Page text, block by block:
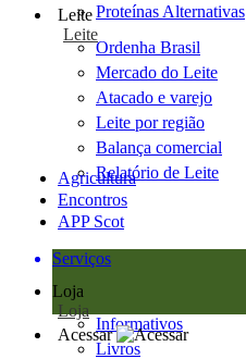
Proteínas Alternativas
Leite
Leite
Ordenha Brasil
Mercado do Leite
Atacado e varejo
Leite por região
Balança comercial
Relatório de Leite
Agricultura
Encontros
APP Scot
Serviços
Loja
Loja
Informativos
Livros
Acessar